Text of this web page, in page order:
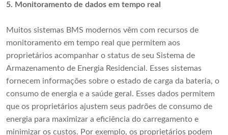
5. Monitoramento de dados em tempo real
Muitos sistemas BMS modernos vêm com recursos de
monitoramento em tempo real que permitem aos
proprietários acompanhar o status de seu Sistema de
Armazenamento de Energia Residencial. Esses sistemas
fornecem informações sobre o estado de carga da bateria, o
consumo de energia e a saúde geral. Esses dados permitem
que os proprietários ajustem seus padrões de consumo de
energia para maximizar a eficiência do carregamento e
minimizar os custos. Por exemplo, os proprietários podem